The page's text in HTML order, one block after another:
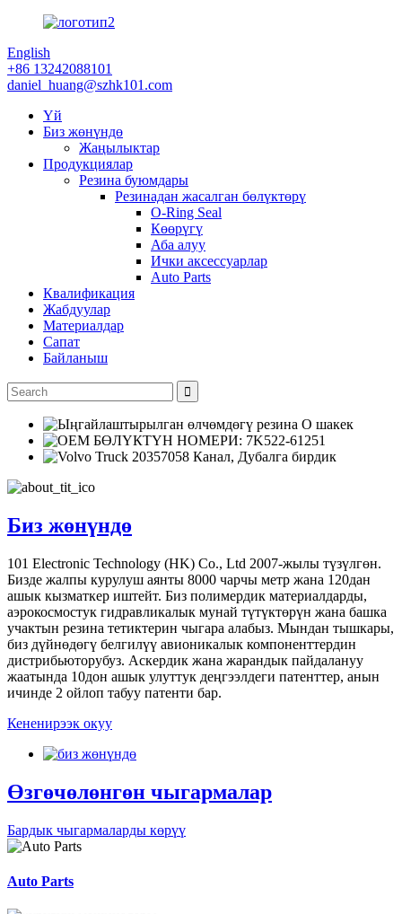
English
+86 13242088101
daniel_huang@szhk101.com
Үй
Биз жөнүндө
Жаңылыктар
Продукциялар
Резина буюмдары
Резинадан жасалган бөлүктөрү
O-Ring Seal
Көөрүгү
Аба алуу
Ички аксессуарлар
Auto Parts
Квалификация
Жабдуулар
Материалдар
Сапат
Байланыш
Биз жөнүндө
101 Electronic Technology (HK) Co., Ltd 2007-жылы түзүлгөн.
Бизде жалпы курулуш аянты 8000 чарчы метр жана 120дан
ашык кызматкер иштейт. Биз полимердик материалдарды,
аэрокосмостук гидравликалык мунай түтүктөрүн жана башка
учактын резина тетиктерин чыгара алабыз. Мындан тышкары,
биз дүйнөдөгү белгилүү авионикалык компоненттердин
дистрибьюторубуз. Аскердик жана жарандык пайдалануу
жаатында 10дон ашык улуттук деңгээлдеги патенттер, анын
ичинде 2 ойлоп табуу патенти бар.
Кененирээк окуу
Өзгөчөлөнгөн чыгармалар
Бардык чыгармаларды көрүү
Auto Parts